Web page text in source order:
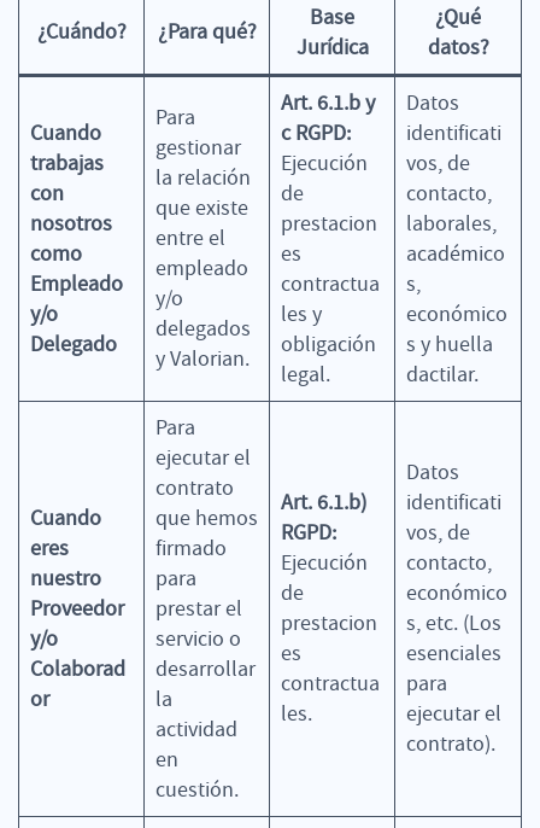
¿Cuándo? ¿Para qué?
Base
Jurídica
¿Qué
datos?
Cuando
trabajas
con
nosotros
como
Empleado
y/o
Delegado
Para
gestionar
la relación
que existe
entre el
empleado
y/o
delegados
y Valorian.
Art. 6.1.b y
c RGPD:
Ejecución
de
prestacion
es
contractua
les y
obligación
legal.
Datos
identificati
vos, de
contacto,
laborales,
académico
s,
económico
s y huella
dactilar.
Cuando
eres
nuestro
Proveedor
y/o
Colaborad
or
Para
ejecutar el
contrato
que hemos
firmado
para
prestar el
servicio o
desarrollar
la
actividad
en
cuestión.
Art. 6.1.b)
RGPD:
Ejecución
de
prestacion
es
contractua
les.
Datos
identificati
vos, de
contacto,
económico
s, etc. (Los
esenciales
para
ejecutar el
contrato).